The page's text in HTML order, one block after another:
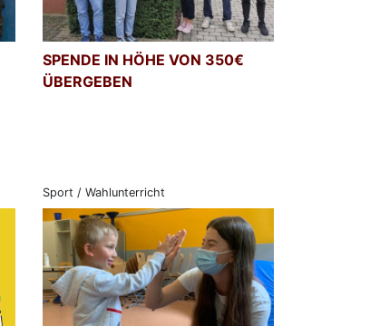
SPENDE IN HÖHE VON 350€
ÜBERGEBEN
Sport / Wahlunterricht